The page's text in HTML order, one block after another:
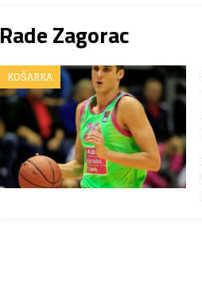
Rade Zagorac
KOŠARKA